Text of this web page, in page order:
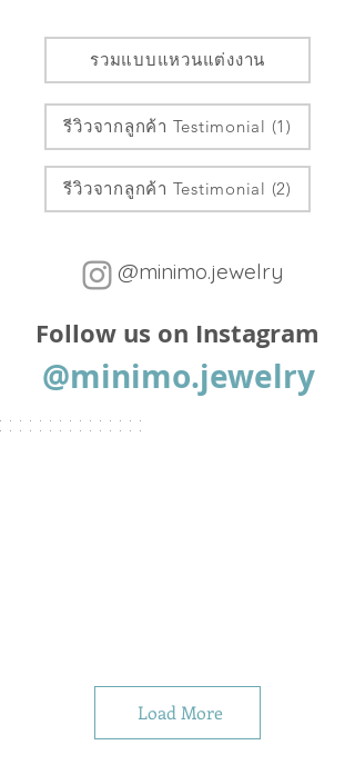
รวมแบบแหวนแต่งงาน
รีวิวจากลูกค้า Testimonial (1)
รีวิวจากลูกค้า Testimonial (2)
@minimo.jewelry
Follow us on Instagram
@minimo.jewelry
Load More